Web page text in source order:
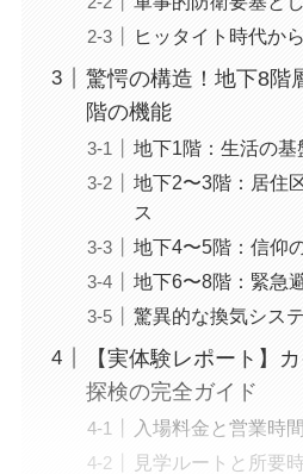
ヒッタイト時代か
驚愕の構造！地下8階
階の機能
地下1階：生活の
地下2〜3階：居住
ス
地下4〜5階：信仰
地下6〜8階：緊急
驚異的な換気シス
【実体験レポート】
探検の完全ガイド
入場料金と営業時
見学ルートと所要